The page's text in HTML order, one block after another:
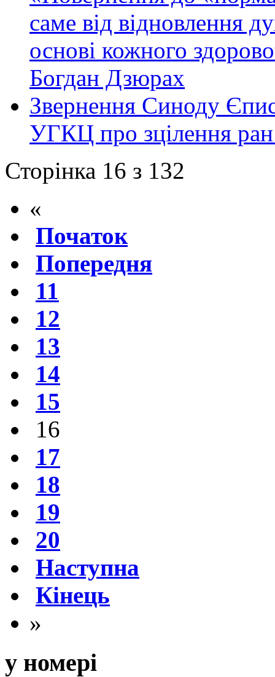
саме від відновлення
основі кожного
Богдан Дзюрах
Звернення Синоду
УГКЦ про зцілення ран
Сторінка 16 з 132
«
Початок
Попередня
11
12
13
14
15
16
17
18
19
20
Наступна
Кінець
»
у номері